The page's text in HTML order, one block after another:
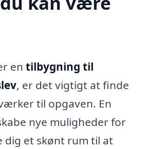
en tilbygning til
, er det vigtigt at finde
til opgaven. En
nye muligheder for
dig et skønt rum til at